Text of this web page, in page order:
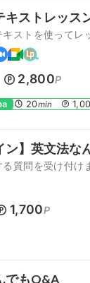
キストレッス
ストを使ってレ
2,800P
20min
ン】英文法な
質問を受け付け
1,700P
でもQ&A